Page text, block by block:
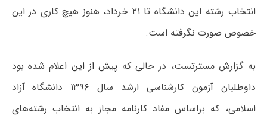
انتخاب رشته این دانشگاه تا ۲۱ خرداد، هنوز هیچ کاری در این
خصوص صورت نگرفته است.
به گزارش مسترتست، در حالی که پیش از این اعلام شده بود
داوطلبان آزمون کارشناسی ارشد سال ۱۳۹۶ دانشگاه آزاد
اسلامی، که براساس مفاد کارنامه مجاز به انتخاب رشته‌های